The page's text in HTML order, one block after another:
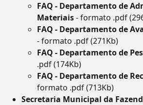
FAQ - Departamento de
Materiais- formato .pdf
FAQ - Departamento de
- formato .pdf (271Kb)
FAQ - Departamento de
.pdf (174Kb)
FAQ - Departamento de
formato .pdf (713Kb)
Secretaria Municipal da